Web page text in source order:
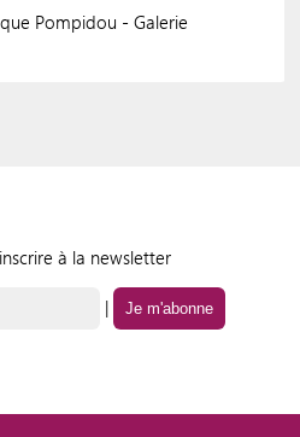
Pompidou - Galerie
à la newsletter
|